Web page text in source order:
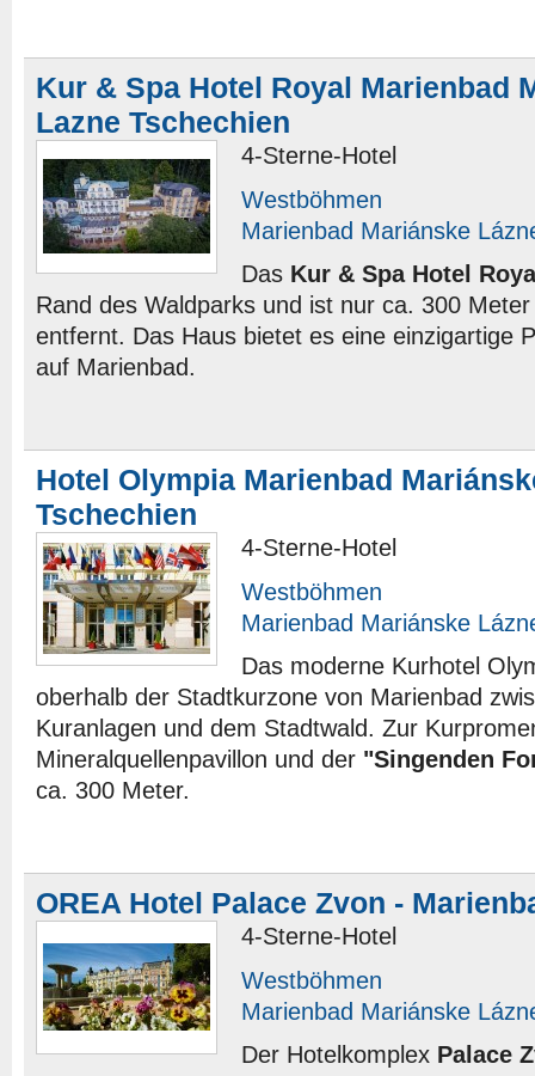
Kur & Spa Hotel Royal Marienbad
Lazne Tschechien
4-Sterne-Hotel
Westböhmen
Marienbad Mariánske
Das Kur & Spa Hotel
Rand des Waldparks und ist nur ca. 300
entfernt. Das Haus bietet es eine einzigartige
auf Marienbad.
Hotel Olympia Marienbad
Tschechien
4-Sterne-Hotel
Westböhmen
Marienbad Mariánske
Das moderne Kurhotel
oberhalb der Stadtkurzone von Marienbad
Kuranlagen und dem Stadtwald. Zur
Mineralquellenpavillon und der "Singenden
ca. 300 Meter.
OREA Hotel Palace Zvon -
4-Sterne-Hotel
Westböhmen
Marienbad Mariánske
Der Hotelkomplex Palace